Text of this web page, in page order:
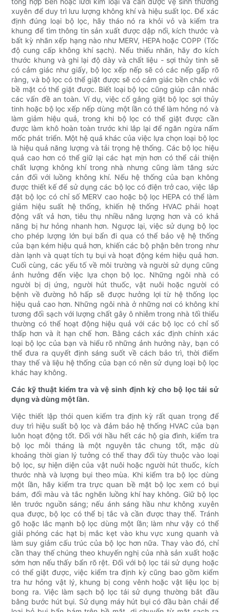
xuyên để duy trì lưu lượng không khí và hiệu suất lọc. Để xác
định đúng loại bộ lọc, hãy tháo nó ra khỏi vỏ và kiểm tra
khung để tìm thông tin sản xuất được dập nổi, kích thước và
bất kỳ nhãn xếp hạng nào như MERV, HEPA hoặc COPP (Tốc
độ cung cấp không khí sạch). Nếu thiếu nhãn, hãy đo kích
thước khung và ghi lại độ dày và chất liệu - sợi thủy tinh sẽ
có cảm giác như giấy, bộ lọc xếp nếp sẽ có các nếp gấp rõ
ràng, và bộ lọc có thể giặt được sẽ có cảm giác bền chắc với
bề mặt có thể giặt được. Biết loại bộ lọc cũng giúp cân nhắc
các vấn đề an toàn. Ví dụ, việc cố gắng giặt bộ lọc sợi thủy
tinh hoặc bộ lọc xếp nếp dùng một lần có thể làm hỏng nó và
làm giảm hiệu quả, trong khi bộ lọc có thể giặt được cần
được làm khô hoàn toàn trước khi lắp lại để ngăn ngừa nấm
mốc phát triển. Một hệ quả khác của việc lựa chọn loại bộ lọc
là hiệu quả năng lượng và tải trọng hệ thống. Các bộ lọc hiệu
quả cao hơn có thể giữ lại các hạt mịn hơn có thể cải thiện
chất lượng không khí trong nhà nhưng cũng làm tăng sức
cản đối với luồng không khí. Nếu hệ thống của bạn không
được thiết kế để sử dụng các bộ lọc có điện trở cao, việc lắp
đặt bộ lọc có chỉ số MERV cao hoặc bộ lọc HEPA có thể làm
giảm hiệu suất hệ thống, khiến hệ thống HVAC phải hoạt
động vất vả hơn, tiêu thụ nhiều năng lượng hơn và có khả
năng bị hư hỏng nhanh hơn. Ngược lại, việc sử dụng bộ lọc
cho phép lượng lớn bụi bẩn đi qua có thể bảo vệ hệ thống
của bạn kém hiệu quả hơn, khiến các bộ phận bên trong như
dàn lạnh và quạt tích tụ bụi và hoạt động kém hiệu quả hơn.
Cuối cùng, các yếu tố về môi trường và người sử dụng cũng
ảnh hưởng đến việc lựa chọn bộ lọc. Những ngôi nhà có
người bị dị ứng, người hút thuốc, vật nuôi hoặc người có
bệnh về đường hô hấp sẽ được hưởng lợi từ hệ thống lọc
hiệu quả cao hơn. Những ngôi nhà ở những nơi có không khí
tương đối sạch với lượng chất gây ô nhiễm trong nhà tối thiểu
thường có thể hoạt động hiệu quả với các bộ lọc có chỉ số
thấp hơn và ít hạn chế hơn. Bằng cách xác định chính xác
loại bộ lọc của bạn và hiểu rõ những ảnh hưởng này, bạn có
thể đưa ra quyết định sáng suốt về cách bảo trì, thời điểm
thay thế và liệu hệ thống của bạn có nên sử dụng loại bộ lọc
khác hay không.
Các kỹ thuật kiểm tra và vệ sinh định kỳ cho bộ lọc tái sử
dụng và dùng một lần.
Việc thiết lập thói quen kiểm tra định kỳ rất quan trọng để
duy trì hiệu suất bộ lọc và đảm bảo hệ thống HVAC của bạn
luôn hoạt động tốt. Đối với hầu hết các hộ gia đình, kiểm tra
bộ lọc mỗi tháng là một nguyên tắc chung tốt, mặc dù
khoảng thời gian lý tưởng có thể thay đổi tùy thuộc vào loại
bộ lọc, sự hiện diện của vật nuôi hoặc người hút thuốc, kích
thước nhà và lượng bụi theo mùa. Khi kiểm tra bộ lọc dùng
một lần, hãy kiểm tra trực quan bề mặt bộ lọc xem có bụi
bám, đổi màu và tắc nghẽn luồng khí hay không. Giữ bộ lọc
lên trước nguồn sáng; nếu ánh sáng hầu như không xuyên
qua được, bộ lọc có thể bị tắc và cần được thay thế. Tránh
gõ hoặc lắc mạnh bộ lọc dùng một lần; làm như vậy có thể
giải phóng các hạt bị mắc kẹt vào khu vực xung quanh và
làm suy giảm cấu trúc của bộ lọc hơn nữa. Thay vào đó, chỉ
cần thay thế chúng theo khuyến nghị của nhà sản xuất hoặc
sớm hơn nếu thấy bẩn rõ rệt. Đối với bộ lọc tái sử dụng hoặc
có thể giặt được, việc kiểm tra định kỳ cũng bao gồm kiểm
tra hư hỏng vật lý, khung bị cong vênh hoặc vật liệu lọc bị
bong ra. Việc làm sạch bộ lọc tái sử dụng thường bắt đầu
bằng bước hút bụi. Sử dụng máy hút bụi có đầu bàn chải để